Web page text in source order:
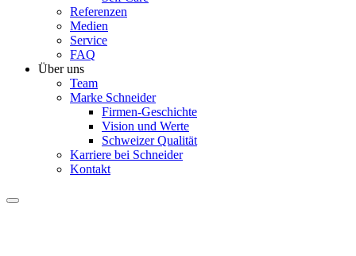
Referenzen
Medien
Service
FAQ
Über uns
Team
Marke Schneider
Firmen-Geschichte
Vision und Werte
Schweizer Qualität
Karriere bei Schneider
Kontakt